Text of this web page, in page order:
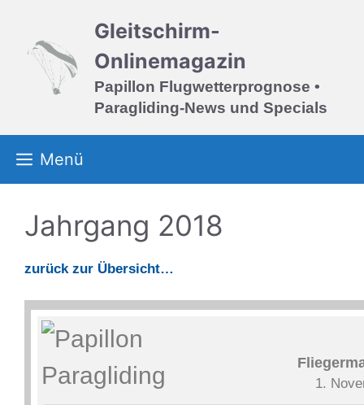
springen
Gleitschirm-
Onlinemagazin
Papillon Flugwetterprognose •
Paragliding-News und Specials
Menü
Jahrgang 2018
zurück zur Übersicht…
1.